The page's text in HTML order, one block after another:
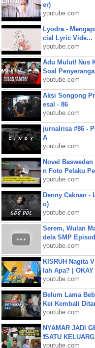
er)
youtube.com
Lyodra -
cial Lyric Vide...
youtube.com
Adu Mulut! Nus
Soal
youtube.com
Aksi Songong
esal - 86
youtube.com
jurnalrisa #86 -
A
youtube.com
Novel
n Foto Pelaku
youtube.com
Denny Caknan -
o)
youtube.com
Serem, Wulan
dela SMP
youtube.com
KISRUH Nagita
lah Apa? |
youtube.com
Belum Lama
Kei Kembali
youtube.com
NYAMAR JADI
❗SATU
youtube.com